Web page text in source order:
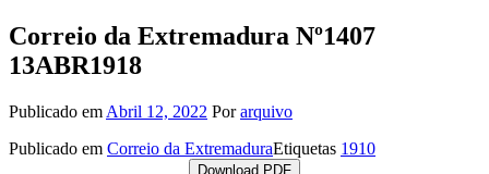
Correio da Extremadura Nº1407
13ABR1918
Publicado em Abril 12, 2022 Porarquivo
Publicado em Correio da ExtremaduraEtiquetas 1910
Download PDF